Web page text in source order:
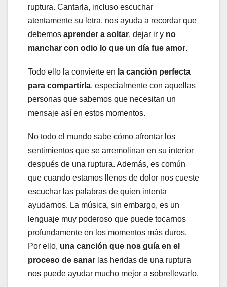
ruptura. Cantarla, incluso escuchar
atentamente su letra, nos ayuda a recordar que
debemos aprender a soltar, dejar ir y no
manchar con odio lo que un día fue amor.
Todo ello la convierte en la canción perfecta
para compartirla, especialmente con aquellas
personas que sabemos que necesitan un
mensaje así en estos momentos.
No todo el mundo sabe cómo afrontar los
sentimientos que se arremolinan en su interior
después de una ruptura. Además, es común
que cuando estamos llenos de dolor nos cueste
escuchar las palabras de quien intenta
ayudarnos. La música, sin embargo, es un
lenguaje muy poderoso que puede tocarnos
profundamente en los momentos más duros.
Por ello, una canción que nos guía en el
proceso de sanar las heridas de una ruptura
nos puede ayudar mucho mejor a sobrellevarlo.